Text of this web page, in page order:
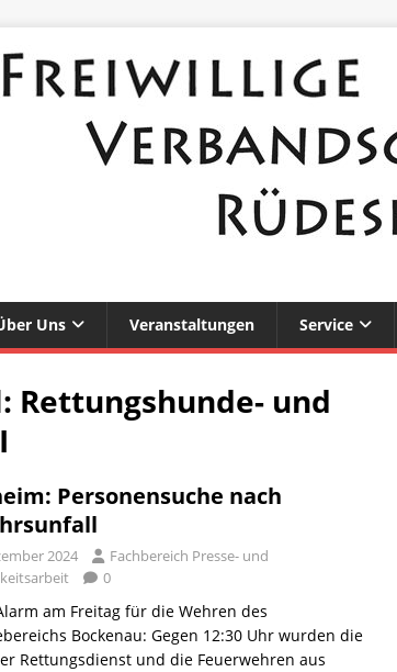
Uns Veranstaltungen Service
Rettungshunde- und
Personensuche nach
2024
Fachbereich Presse- und
0
am Freitag für die Wehren des
Bockenau: Gegen 12:30 Uhr wurden die
Rettungsdienst und die Feuerwehren aus